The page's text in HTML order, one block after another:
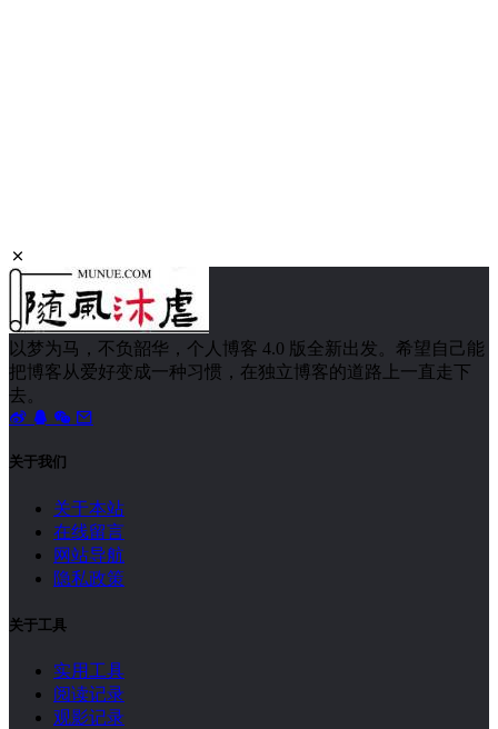
以梦为马，不负韶华，个人博客 4.0 版全新出发。希望自己能
把博客从爱好变成一种习惯，在独立博客的道路上一直走下
去。
关于我们
关于本站
在线留言
网站导航
隐私政策
关于工具
实用工具
阅读记录
观影记录